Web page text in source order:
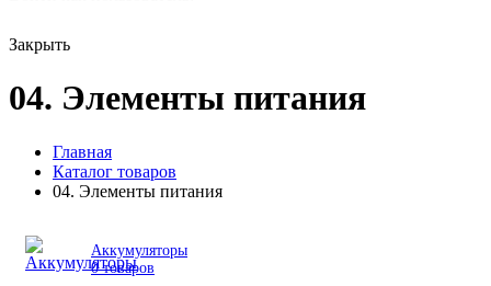
Закрыть
04. Элементы питания
Главная
Каталог товаров
04. Элементы питания
Аккумуляторы
0 товаров